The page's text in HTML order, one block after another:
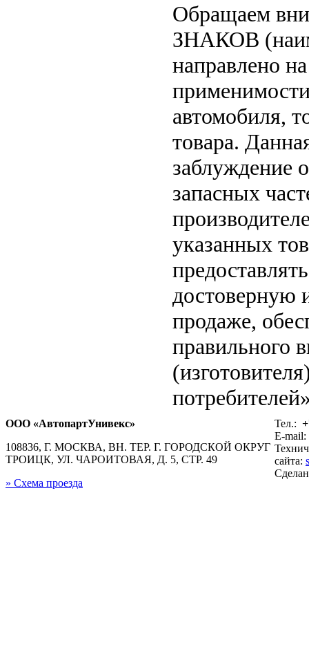
Обращаем
ЗНАКОВ
направлено
автомобиля,
товара.
заблуждение
запасных
указанных
достоверную
продаже,
правильного
ООО «АвтопартУнивекс»
108836, Г. МОСКВА, ВН. ТЕР. Г. ГОРОДСКОЙ ОКРУГ
ТРОИЦК, УЛ. ЧАРОИТОВАЯ, Д. 5, СТР. 49
» Схема проезда
Тел.:
E-mail:
сайта: